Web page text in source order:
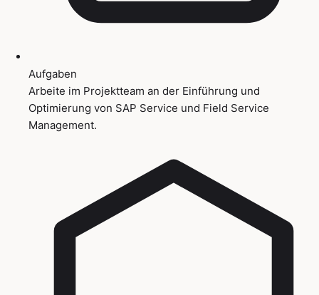
Aufgaben
Arbeite im Projektteam an der Einführung und
Optimierung von SAP Service und Field Service
Management.